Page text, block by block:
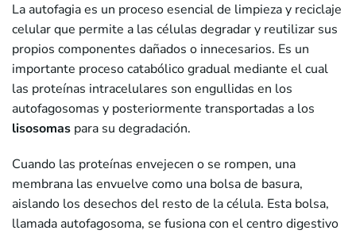
La autofagia es un proceso esencial de limpieza y reciclaje
celular que permite a las células degradar y reutilizar sus
propios componentes dañados o innecesarios. Es un
importante proceso catabólico gradual mediante el cual
las proteínas intracelulares son engullidas en los
autofagosomas y posteriormente transportadas a los
lisosomas para su degradación.
Cuando las proteínas envejecen o se rompen, una
membrana las envuelve como una bolsa de basura,
aislando los desechos del resto de la célula. Esta bolsa,
llamada autofagosoma, se fusiona con el centro digestivo